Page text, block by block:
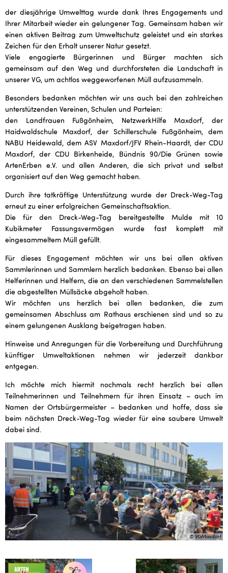
der diesjährige Umwelttag wurde dank Ihres Engagements und
Ihrer Mitarbeit wieder ein gelungener Tag. Gemeinsam haben wir
einen aktiven Beitrag zum Umweltschutz geleistet und ein starkes
Zeichen für den Erhalt unserer Natur gesetzt.
Viele engagierte Bürgerinnen und Bürger machten sich
gemeinsam auf den Weg und durchforsteten die Landschaft in
unserer VG, um achtlos weggeworfenen Müll aufzusammeln.
Besonders bedanken möchten wir uns auch bei den zahlreichen
unterstützenden Vereinen, Schulen und Parteien:
den Landfrauen Fußgönheim, NetzwerkHilfe Maxdorf, der
Haidwaldschule Maxdorf, der Schillerschule Fußgönheim, dem
NABU Heidewald, dem ASV Maxdorf/JFV Rhein-Haardt, der CDU
Maxdorf, der CDU Birkenheide, Bündnis 90/Die Grünen sowie
ArtenErben e.V. und allen Anderen, die sich privat und selbst
organisiert auf den Weg gemacht haben.
Durch ihre tatkräftige Unterstützung wurde der Dreck-Weg-Tag
erneut zu einer erfolgreichen Gemeinschaftsaktion.
Die für den Dreck-Weg-Tag bereitgestellte Mulde mit 10
Kubikmeter Fassungsvermögen wurde fast komplett mit
eingesammeltem Müll gefüllt.
Für dieses Engagement möchten wir uns bei allen aktiven
Sammlerinnen und Sammlern herzlich bedanken. Ebenso bei allen
Helferinnen und Helfern, die an den verschiedenen Sammelstellen
die abgestellten Müllsäcke abgeholt haben.
Wir möchten uns herzlich bei allen bedanken, die zum
gemeinsamen Abschluss am Rathaus erschienen sind und so zu
einem gelungenen Ausklang beigetragen haben.
Hinweise und Anregungen für die Vorbereitung und Durchführung
künftiger Umweltaktionen nehmen wir jederzeit dankbar
entgegen.
Ich möchte mich hiermit nochmals recht herzlich bei allen
Teilnehmerinnen und Teilnehmern für ihren Einsatz – auch im
Namen der Ortsbürgermeister – bedanken und hoffe, dass sie
beim nächsten Dreck-Weg-Tag wieder für eine saubere Umwelt
dabei sind.
© VGMaxdorf